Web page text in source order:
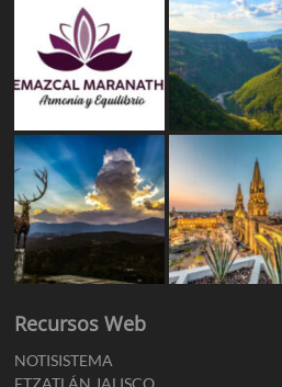
Recursos Web
NOTISISTEMA